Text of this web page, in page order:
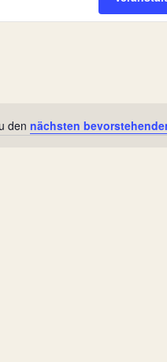
den nächsten